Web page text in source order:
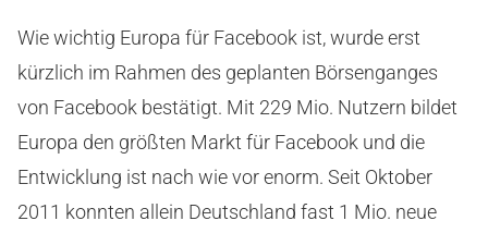
Wie wichtig Europa für Facebook ist, wurde erst
kürzlich im Rahmen des geplanten Börsenganges
von Facebook bestätigt. Mit 229 Mio. Nutzern bildet
Europa den größten Markt für Facebook und die
Entwicklung ist nach wie vor enorm. Seit Oktober
2011 konnten allein Deutschland fast 1 Mio. neue